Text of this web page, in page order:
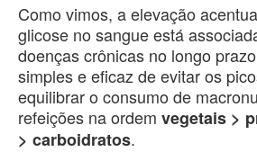
Como vimos, a elevação
glicose no sangue está
doenças crônicas no longo
simples e eficaz de evitar os
equilibrar o consumo de
refeições na ordem vegetais >
> carboidratos.